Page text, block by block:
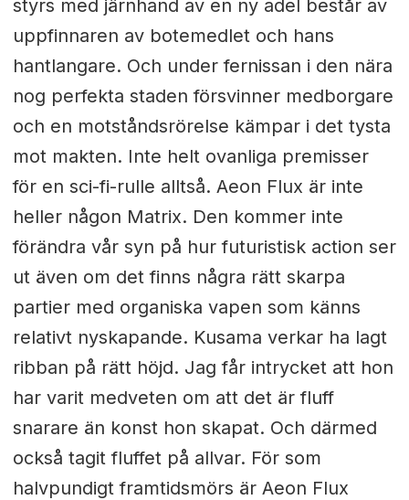
styrs med järnhand av en ny adel består av
uppfinnaren av botemedlet och hans
hantlangare. Och under fernissan i den nära
nog perfekta staden försvinner medborgare
och en motståndsrörelse kämpar i det tysta
mot makten. Inte helt ovanliga premisser
för en sci-fi-rulle alltså. Aeon Flux är inte
heller någon Matrix. Den kommer inte
förändra vår syn på hur futuristisk action ser
ut även om det finns några rätt skarpa
partier med organiska vapen som känns
relativt nyskapande. Kusama verkar ha lagt
ribban på rätt höjd. Jag får intrycket att hon
har varit medveten om att det är fluff
snarare än konst hon skapat. Och därmed
också tagit fluffet på allvar. För som
halvpundigt framtidsmörs är Aeon Flux